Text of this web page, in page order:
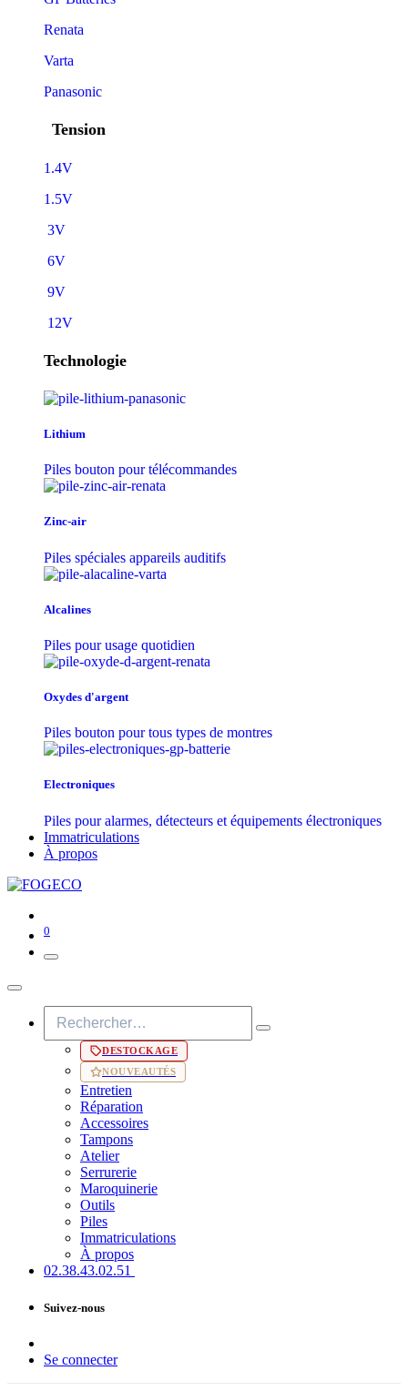
Renata
Varta
Panasonic
Tension
1.4V
1.5V
3V
6V
9V
12V
Technologie
Lithium
Piles bouton pour télécommandes
Zinc-air
Piles spéciales appareils auditifs
Alcalines
Piles pour usage quotidien
Oxydes d'argent
Piles bouton pour tous types de montres
Electroniques
Piles pour alarmes, détecteurs et équipements électroniques
Immatriculations
À propos
0
DESTOCKAGE
NOUVEAUTÉS
Entretien
Réparation
Accessoires
Tampons
Atelier
Serrurerie
Maroquinerie
Outils
Piles
Immatriculations
À propos
02.38.43​.02.51
Suivez-nous
Se connecter